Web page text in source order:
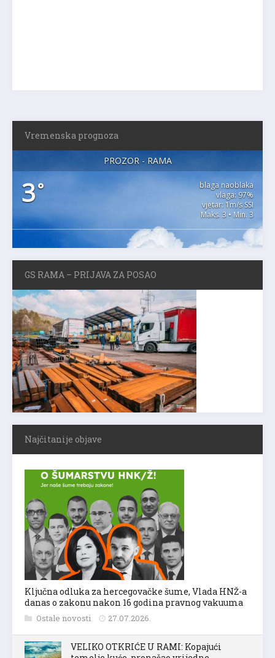
Vremenska prognoza
PROZOR - RAMA
3°
blaga naoblaka
vlaga: 97%
vjetar: 1m/s SSI
Maks. 3 • Min. 3
GS RAMA – PRIJAVA ZA POSAO
Najčitanije objave
Ključna odluka za hercegovačke šume, Vlada HNŽ-a
danas o zakonu nakon 16 godina pravnog vakuuma
Ostale novosti 27.07.2026.
VELIKO OTKRIĆE U RAMI: Kopajući